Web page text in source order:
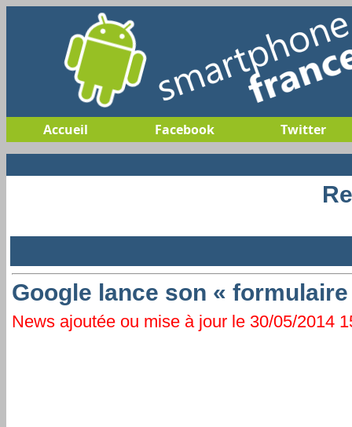
Accueil Facebook Twitter
Google lance son «
News ajoutée ou mise à jour le 30/05/2014